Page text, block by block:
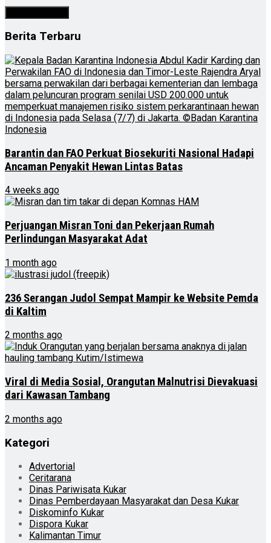
Berita Terbaru
Barantin dan FAO Perkuat Biosekuriti Nasional Hadapi
Ancaman Penyakit Hewan Lintas Batas
4 weeks ago
Perjuangan Misran Toni dan Pekerjaan Rumah
Perlindungan Masyarakat Adat
1 month ago
236 Serangan Judol Sempat Mampir ke Website Pemda
di Kaltim
2 months ago
Viral di Media Sosial, Orangutan Malnutrisi Dievakuasi
dari Kawasan Tambang
2 months ago
Kategori
Advertorial
Ceritarana
Dinas Pariwisata Kukar
Dinas Pemberdayaan Masyarakat dan Desa Kukar
Diskominfo Kukar
Dispora Kukar
Kalimantan Timur